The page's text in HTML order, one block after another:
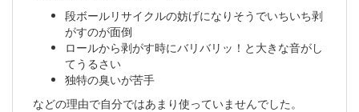
段ボールリサイクルの妨げになりそうでいちいち剥
がすのが面倒
ロールから剥がす時にバリバリッ！と大きな音がし
てうるさい
独特の臭いが苦手
などの理由で自分ではあまり使っていませんでした。